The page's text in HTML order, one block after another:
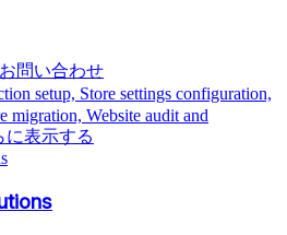
問い合わせ
setup, Store settings configuration,
migration, Website audit and
に表示する